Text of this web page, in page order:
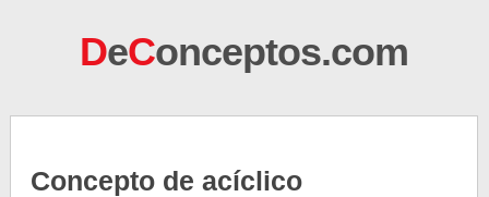
DeConceptos.com
Concepto de acíclico